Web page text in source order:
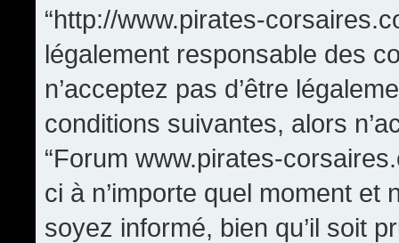
“http://www.pirates-
légalement responsable des
n’acceptez pas d’être
conditions suivantes, alors
“Forum www.pirates-
ci à n’importe quel moment
soyez informé, bien qu’il soit